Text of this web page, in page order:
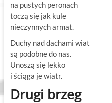
na pustych peronach
toczą się jak kule
nieczynnych armat.
Duchy nad dachami wiat
są podobne do nas.
Unoszą się lekko
i ściąga je wiatr.
Drugi brzeg